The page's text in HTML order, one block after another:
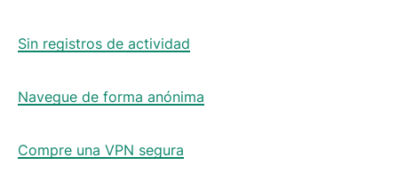
Sin registros de actividad
Navegue de forma anónima
Compre una VPN segura